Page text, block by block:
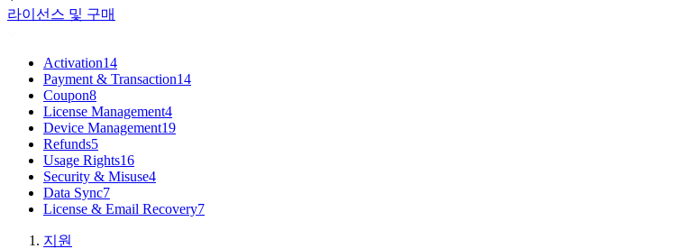
라이선스 및 구매
Activation14
Payment & Transaction14
Coupon8
License Management4
Device Management19
Refunds5
Usage Rights16
Security & Misuse4
Data Sync7
License & Email Recovery7
지원